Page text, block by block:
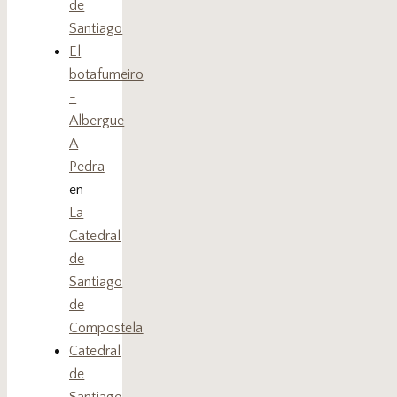
de
Santiago
El
botafumeiro
-
Albergue
A
Pedra
en
La
Catedral
de
Santiago
de
Compostela
Catedral
de